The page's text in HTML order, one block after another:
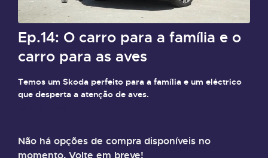
Ep.14: O carro para a família e o
carro para as aves
Temos um Skoda perfeito para a família e um eléctrico
que desperta a atenção de aves.
Não há opções de compra disponíveis no